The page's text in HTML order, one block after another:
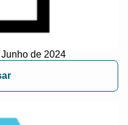
de 2024